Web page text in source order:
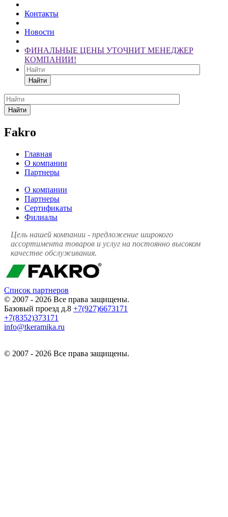
Контакты
Новости
ФИНАЛЬНЫЕ ЦЕНЫ УТОЧНИТ МЕНЕДЖЕР
КОМПАНИИ!
Найти
Найти
Fakro
Главная
О компании
Партнеры
О компании
Партнеры
Сертификаты
Филиалы
Цель нашей компании - предложение широкого
ассортимента товаров и услуг на постоянно высоком
качестве обслуживания.
Список партнеров
© 2007 - 2026 Все права защищены.
Базовый проезд д.8 +7(927)6673171
+7(8352)373171
info@tkeramika.ru
© 2007 - 2026 Все права защищены.